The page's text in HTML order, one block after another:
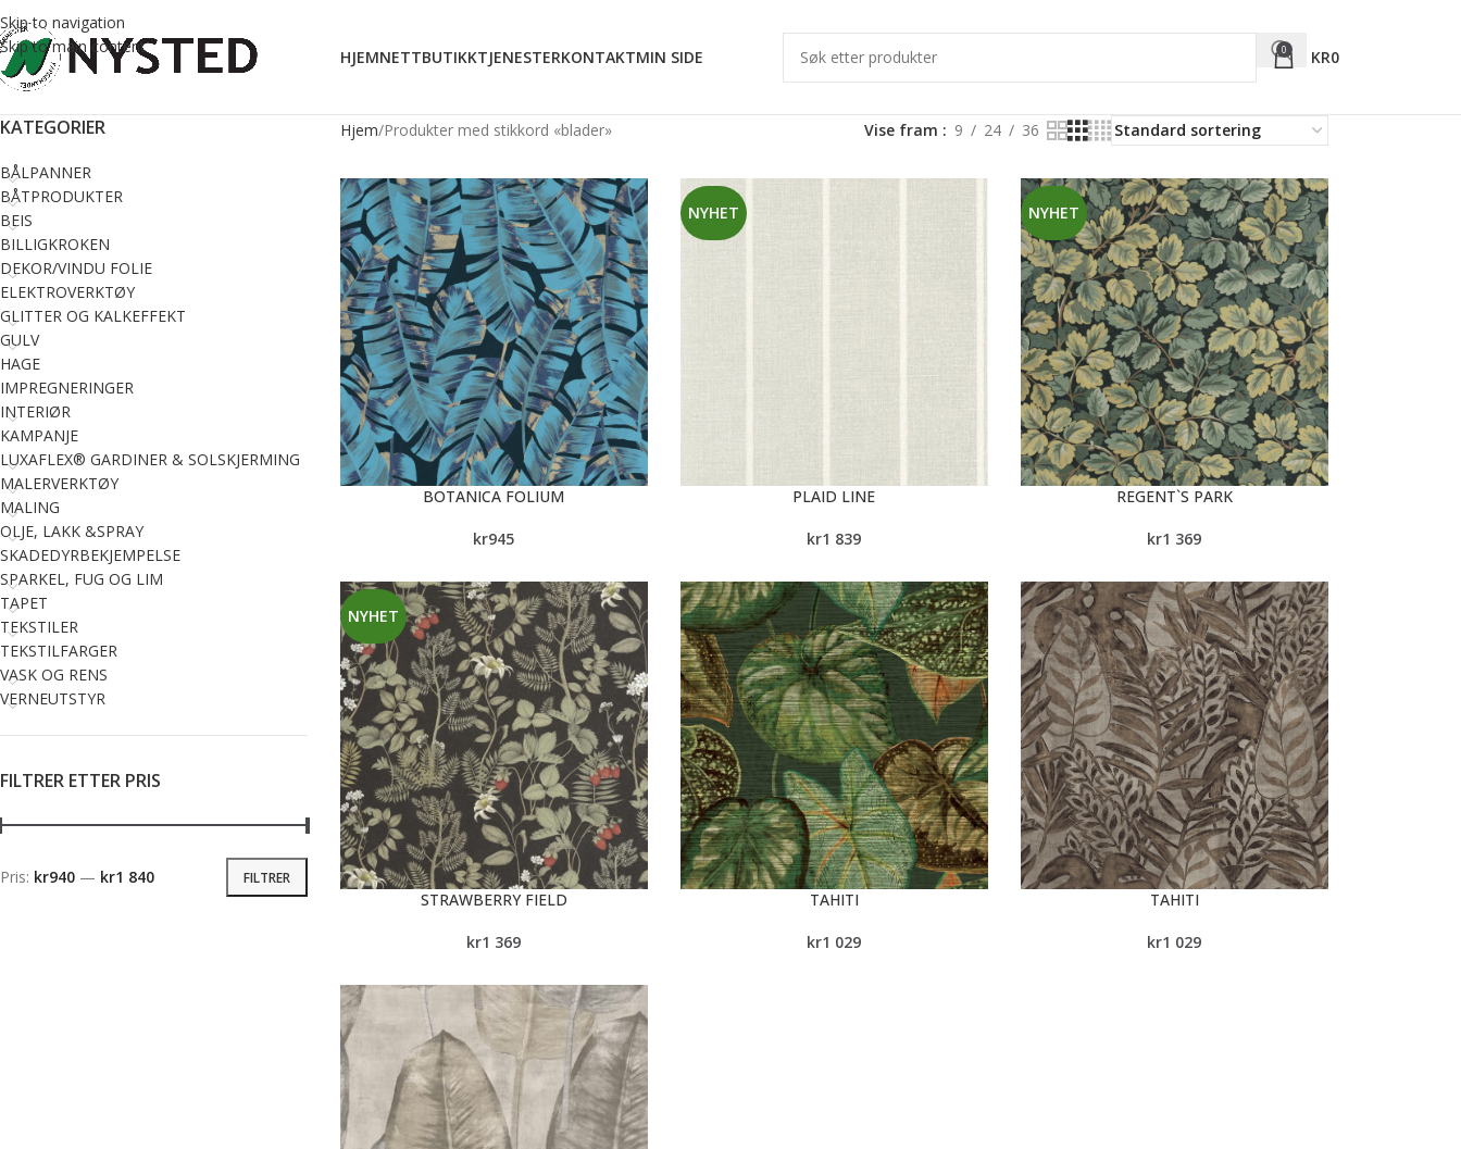
Skip to navigation
Skip to main content
HJEMNETTBUTIKKTJENESTERKONTAKTMIN SIDE 0 KR0
KATEGORIER
BÅLPANNER
BÅTPRODUKTER
BEIS
BILLIGKROKEN
DEKOR/VINDU FOLIE
ELEKTROVERKTØY
GLITTER OG KALKEFFEKT
GULV
HAGE
IMPREGNERINGER
INTERIØR
KAMPANJE
LUXAFLEX® GARDINER & SOLSKJERMING
MALERVERKTØY
MALING
OLJE, LAKK &SPRAY
SKADEDYRBEKJEMPELSE
SPARKEL, FUG OG LIM
TAPET
TEKSTILER
TEKSTILFARGER
VASK OG RENS
VERNEUTSTYR
FILTRER ETTER PRIS
FILTRER
Pris: kr940 — kr1 840
Hjem Produkter med stikkord «blader» Vise fram 9 24 36
BOTANICA FOLIUM
kr945
NYHET
PLAID LINE
kr1 839
NYHET
REGENT`S PARK
kr1 369
NYHET
STRAWBERRY FIELD
kr1 369
TAHITI
kr1 029
TAHITI
kr1 029